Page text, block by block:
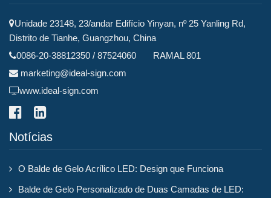
Unidade 23148, 23/andar Edifício Yinyan, nº 25 Yanling Rd,
Distrito de Tianhe, Guangzhou, China
0086-20-38812350 / 87524060 RAMAL 801
marketing@ideal-sign.com
www.ideal-sign.com
Notícias
O Balde de Gelo Acrílico LED: Design que Funciona
Balde de Gelo Personalizado de Duas Camadas de LED: